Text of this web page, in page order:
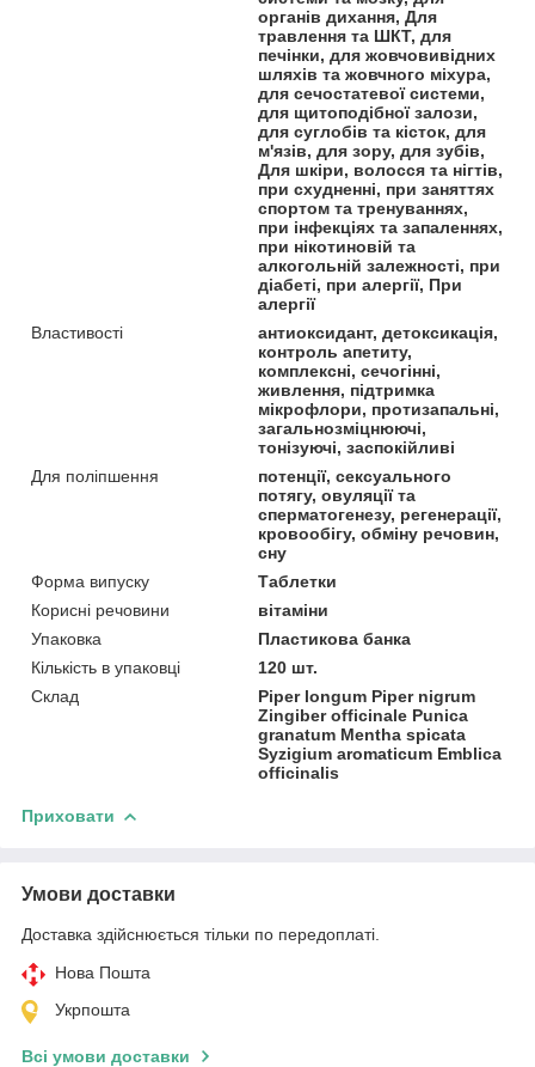
органів дихання, Для
травлення та ШКТ, для
печінки, для жовчовивідних
шляхів та жовчного міхура,
для сечостатевої системи,
для щитоподібної залози,
для суглобів та кісток, для
м'язів, для зору, для зубів,
Для шкіри, волосся та нігтів,
при схудненні, при заняттях
спортом та тренуваннях,
при інфекціях та запаленнях,
при нікотиновій та
алкогольній залежності, при
діабеті, при алергії, При
алергії
Властивості
антиоксидант, детоксикація,
контроль апетиту,
комплексні, сечогінні,
живлення, підтримка
мікрофлори, протизапальні,
загальнозміцнюючі,
тонізуючі, заспокійливі
Для поліпшення
потенції, сексуального
потягу, овуляції та
сперматогенезу, регенерації,
кровообігу, обміну речовин,
сну
Форма випуску
Таблетки
Корисні речовини
вітаміни
Упаковка
Пластикова банка
Кількість в упаковці
120 шт.
Склад
Piper longum Piper nigrum
Zingiber officinale Punica
granatum Mentha spicata
Syzigium aromaticum Emblica
officinalis
Приховати
Умови доставки
Доставка здійснюється тільки по передоплаті.
Нова Пошта
Укрпошта
Всі умови доставки